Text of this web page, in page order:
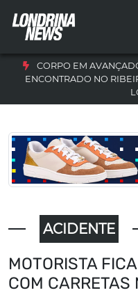
CORPO EM
ENCONTRADO NO
ACIDENTE
MOTORISTA
COM CARRETAS